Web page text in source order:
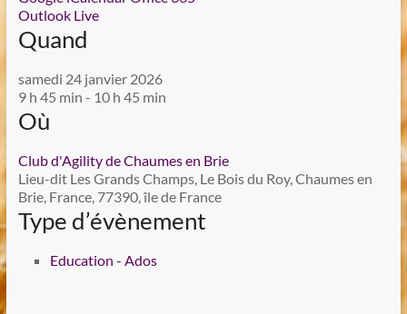
Outlook Live
Quand
samedi 24 janvier 2026
9 h 45 min - 10 h 45 min
Où
Club d'Agility de Chaumes en Brie
Lieu-dit Les Grands Champs, Le Bois du Roy, Chaumes en
Brie, France, 77390, île de France
Type d’évènement
Education - Ados